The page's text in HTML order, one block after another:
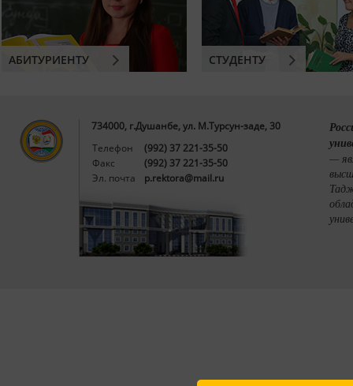
АБИТУРИЕНТУ СТУДЕНТУ
734000, г.Душанбе, ул. М.Турсун-заде, 30
Телефон
(992) 37 221-35-50
Факс
(992) 37 221-35-50
Эл. почта
p.rektora@mail.ru
—